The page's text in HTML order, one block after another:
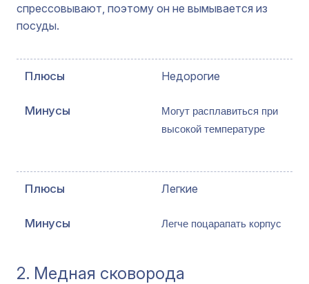
спрессовывают, поэтому он не вымывается из
посуды.
Недорогие
Могут расплавиться при
высокой температуре
Легкие
Легче поцарапать корпус
2. Медная сковорода